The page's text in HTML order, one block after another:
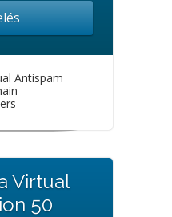
Antispam
Virtual
50